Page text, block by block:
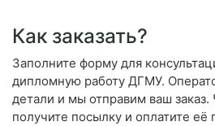
Как заказать?
Заполните форму для
дипломную работу ДГМУ.
детали и мы отправим ваш
получите посылку и оплатите её